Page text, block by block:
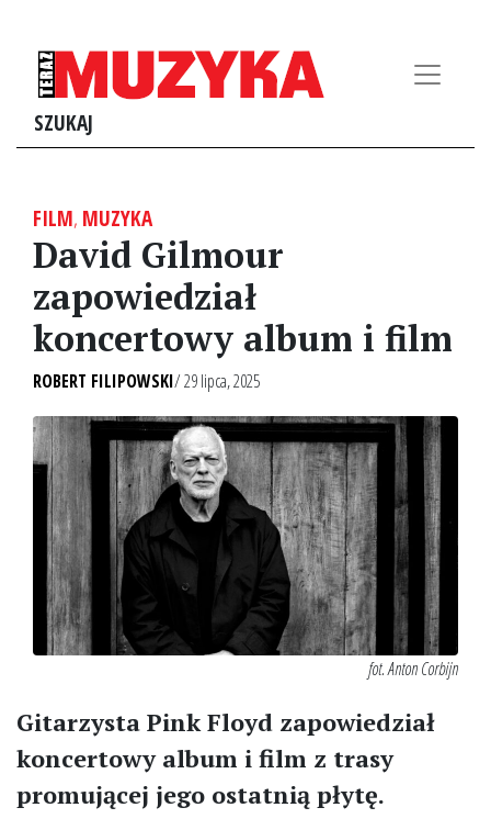
SZUKAJ
FILM, MUZYKA
David Gilmour
zapowiedział
koncertowy album i film
ROBERT FILIPOWSKI/ 29 lipca, 2025
fot. Anton Corbijn
Gitarzysta Pink Floyd zapowiedział
koncertowy album i film z trasy
promującej jego ostatnią płytę.